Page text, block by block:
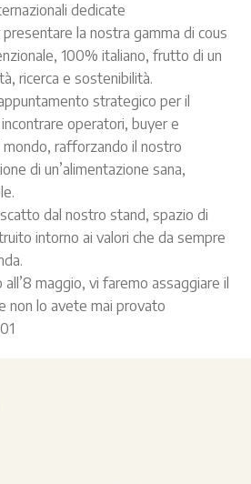
dedicate
presentare la nostra gamma di cous
100% italiano, frutto di un
ricerca e sostenibilità.
strategico per il
operatori, buyer e
rafforzando il nostro
di un’alimentazione sana,
dal nostro stand, spazio di
intorno ai valori che da sempre
maggio, vi faremo assaggiare il
non lo avete mai provato